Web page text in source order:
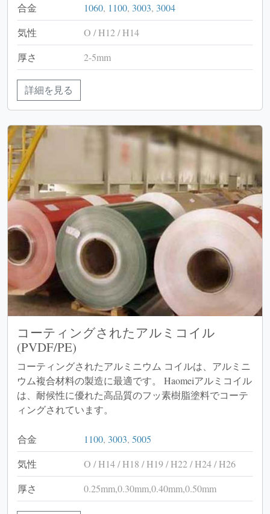
合金 1060, 1100, 3003, 3004
気性
O / H12 / H14
厚さ
2-5mm
詳細を見る
コーティングされたアルミコイル
(PVDF/PE)
コーティングされたアルミニウム コイルは、アルミニ
ウム複合材料の製造に最適です。 Haomeiアルミコイル
は、耐候性に優れた高品質のフッ素樹脂塗料でコーテ
ィングされています。
合金 1100, 3003, 5005
気性
O / H14 / H18 / H19 / H22 / H24 / H26
厚さ
0.25mm,0.30mm,0.40mm,0.50mm